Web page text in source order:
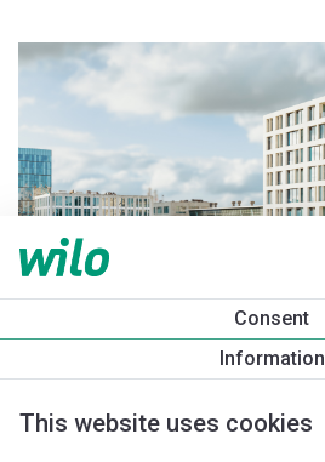
Consent
Information
This website uses cookies